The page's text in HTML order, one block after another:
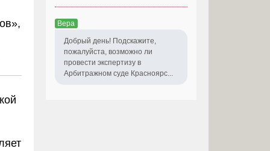
,
Вера
Добрый день! Подскажите,
пожалуйста, возможно ли
провести экспертизу в
Арбитражном суде Красноярс...